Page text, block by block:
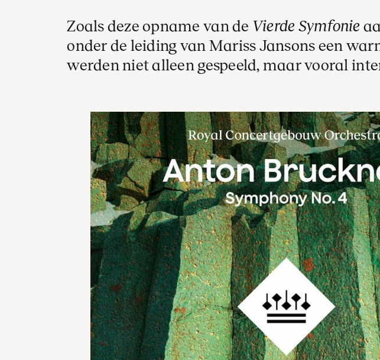
Zoals deze opname van de Vierde Symfonie
onder de leiding van Mariss Jansons een
werden niet alleen gespeeld, maar vooral